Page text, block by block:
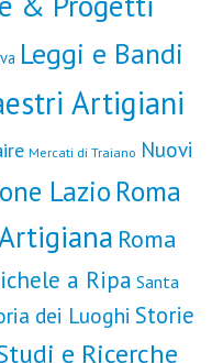
Leggi e Bandi
Artigiani
Mercati di Traiano Nuovi
Lazio Roma
Roma
a Ripa Santa
dei Luoghi Storie
e Ricerche